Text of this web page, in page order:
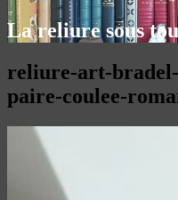
La reliure sous
reliure-art-
paire-coulee-